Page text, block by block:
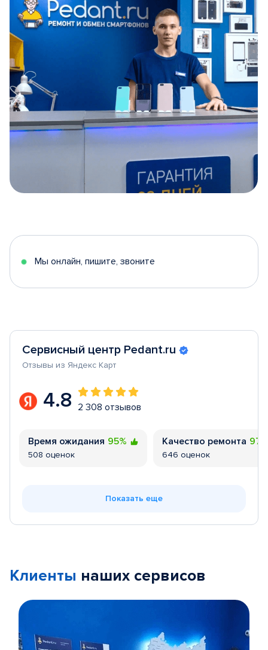
5
Мы онлайн, пишите, звоните
Сервисный центр Pedant.ru
Отзывы из Яндекс Карт
4.8 2 308 отзывов
Время ожидания 95%
508 оценок
Качество ремонта
646 оценок
Показать еще
Клиенты наших сервисов